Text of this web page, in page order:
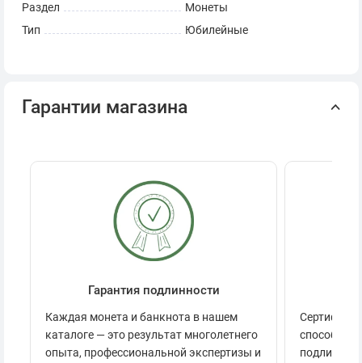
Раздел
Монеты
Тип
Юбилейные
Гарантии магазина
Гарантия подлинности
Каждая монета и банкнота в нашем
каталоге — это результат многолетнего
опыта, профессиональной экспертизы и
способов